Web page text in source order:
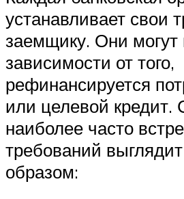
устанавливает свои
заемщику. Они могут
зависимости от того,
рефинансируется
или целевой кредит.
наиболее часто
требований
образом: